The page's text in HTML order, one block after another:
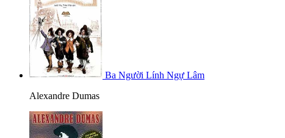
Ba Người Lính Ngự Lâm
Alexandre Dumas